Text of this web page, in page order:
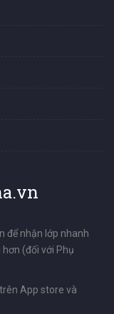
để nhận lớp nhanh
(đối với Phụ
App store và